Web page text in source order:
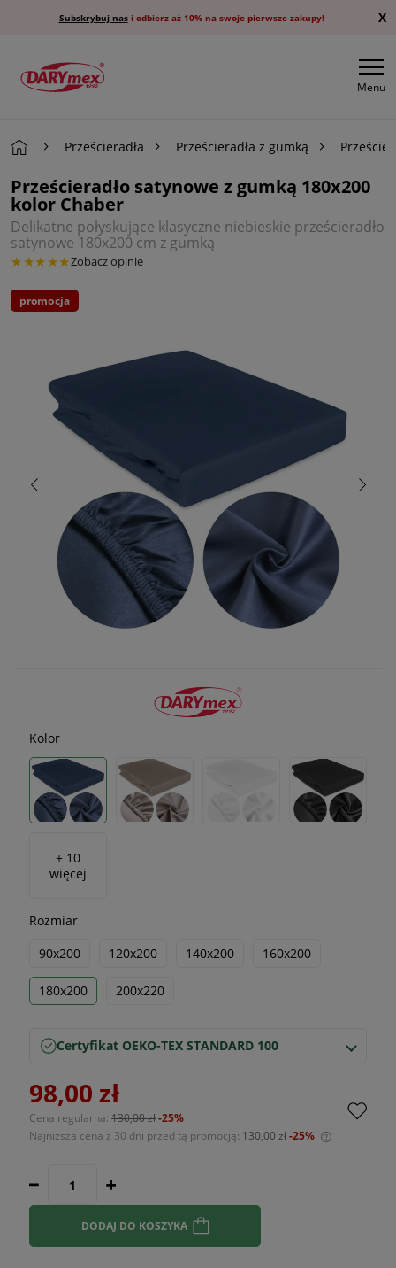
Subskrybuj nasi odbierz aż 10% na swoje pierwsze zakupy! X
Menu
Prześcieradła Prześcieradła z gumką
Prześcieradło satynowe z gumką 180x200
kolor Chaber
Delikatne połyskujące klasyczne niebieskie prześcieradło
satynowe 180x200 cm z gumką
★★★★★Zobacz opinie
promocja
Kolor
+ 10
więcej
Rozmiar
90x200
120x200 140x200 160x200
180x200 200x220
Certyfikat OEKO-TEX STANDARD 100
98,00 zł
Cena regularna: 130,00 zł-25%
Najniższa cena z 30 dni przed tą promocją: 130,00 zł-25%
DODAJ DO KOSZYKA